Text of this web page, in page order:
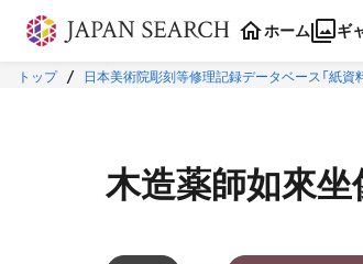
本文に飛ぶ
ホーム ギ
トップ 日本美術院彫刻等修理記録データベース「紙資
木造薬師如來坐